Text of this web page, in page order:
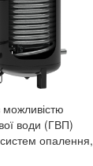
можливістю
води (ГВП)
систем опалення,